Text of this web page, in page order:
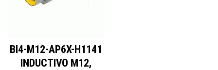
BI4-M12-AP6X-H1141
INDUCTIVO M12,